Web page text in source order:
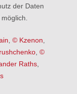
der Daten
,© Kzenon
,©
Raths